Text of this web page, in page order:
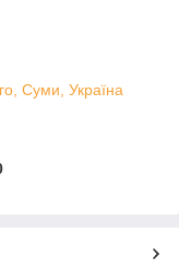
Суми, Україна